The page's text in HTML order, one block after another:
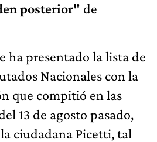
posterior" de
ha presentado la lista de
Nacionales con la
que compitió en las
13 de agosto pasado,
ciudadana Picetti, tal